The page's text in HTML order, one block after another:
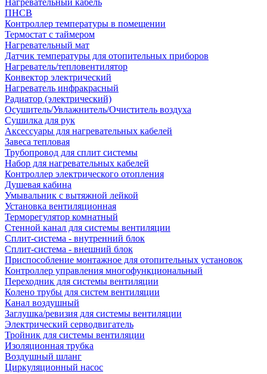
Нагревательный кабель
ПНСВ
Контроллер температуры в помещении
Термостат с таймером
Нагревательный мат
Датчик температуры для отопительных приборов
Нагреватель/тепловентилятор
Конвектор электрический
Нагреватель инфракрасный
Радиатор (электрический)
Осушитель/Увлажнитель/Очиститель воздуха
Сушилка для рук
Аксессуары для нагревательных кабелей
Завеса тепловая
Трубопровод для сплит системы
Набор для нагревательных кабелей
Контроллер электрического отопления
Душевая кабина
Умывальник с вытяжной лейкой
Установка вентиляционная
Терморегулятор комнатный
Стенной канал для системы вентиляции
Сплит-система - внутренний блок
Сплит-система - внешний блок
Приспособление монтажное для отопительных установок
Контроллер управления многофункциональный
Переходник для системы вентиляции
Колено трубы для систем вентиляции
Канал воздушный
Заглушка/ревизия для системы вентиляции
Электрический серводвигатель
Тройник для системы вентиляции
Изоляционная трубка
Воздушный шланг
Циркуляционный насос